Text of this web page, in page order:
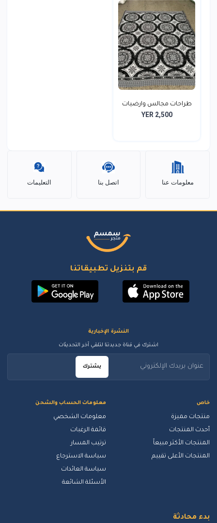
طراحات مجالس وارضيات
ذا...
YER 2,500
معلومات عنا اتصل بنا التعليمات
قم بتنزيل تطبيقاتنا
خاص
منتجات مميزة
أحدث المنتجات
المنتجات الأكثر مبيعاً
المنتجات الأعلى تقييم
معلومات الحساب والشحن
معلومات الشخصي
قائمة الرغبات
ترتيب المسار
سياسة الاسترجاع
سياسة العائدات
الأسئلة الشائعة
النشرة الإخبارية
اشترك في قناة جديدتنا لتلقي آخر التحديثات
يشترك
بدء محادثة